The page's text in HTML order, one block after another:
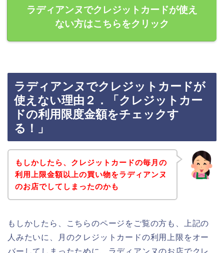
ラディアンヌでクレジットカードが使え
ない方はこちらをクリック
ラディアンヌでクレジットカードが
使えない理由２．「クレジットカー
ドの利用限度金額をチェックす
る！」
もしかしたら、クレジットカードの毎月の
利用上限金額以上の買い物をラディアンヌ
のお店でしてしまったのかも
もしかしたら、こちらのページをご覧の方も、上記の
人みたいに、月のクレジットカードの利用上限をオー
バーしてしまったために、ラディアンヌのお店でクレ